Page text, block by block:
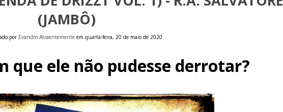
(JAMBÔ)
por Evandro Atraentementeem quarta-feira, 20 de maio de 2020
que ele não pudesse derrotar?